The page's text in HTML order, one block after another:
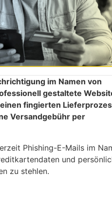
im Namen von
gestaltete
fingierten
Versandgebühr per
Phishing-E-Mails im
und
zu stehlen.